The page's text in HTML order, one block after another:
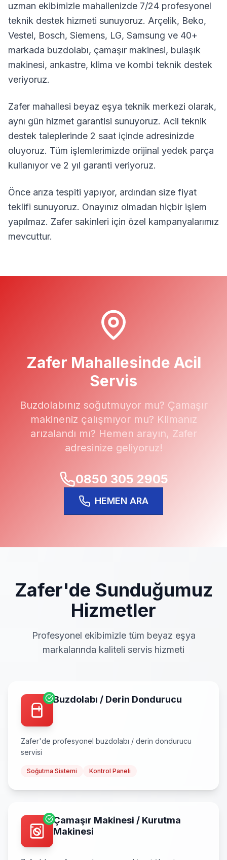
uzman ekibimizle mahallenizde 7/24 profesyonel
teknik destek hizmeti sunuyoruz. Arçelik, Beko,
Vestel, Bosch, Siemens, LG, Samsung ve 40+
markada buzdolabı, çamaşır makinesi, bulaşık
makinesi, ankastre, klima ve kombi teknik destek
veriyoruz.
Zafer mahallesi beyaz eşya teknik merkezi olarak,
aynı gün hizmet garantisi sunuyoruz. Acil teknik
destek taleplerinde 2 saat içinde adresinizde
oluyoruz. Tüm işlemlerimizde orijinal yedek parça
kullanıyor ve 2 yıl garanti veriyoruz.
Önce arıza tespiti yapıyor, ardından size fiyat
teklifi sunuyoruz. Onayınız olmadan hiçbir işlem
yapılmaz. Zafer sakinleri için özel kampanyalarımız
mevcuttur.
Zafer Mahallesinde Acil
Servis
Buzdolabınız soğutmuyor mu? Çamaşır
makineniz çalışmıyor mu? Klimanız
arızalandı mı? Hemen arayın, Zafer
adresinize geliyoruz!
0850 305 2905
HEMEN ARA
Zafer'de Sunduğumuz
Hizmetler
Profesyonel ekibimizle tüm beyaz eşya
markalarında kaliteli servis hizmeti
Buzdolabı / Derin Dondurucu
Zafer'de profesyonel buzdolabı / derin dondurucu
servisi
Soğutma Sistemi Kontrol Paneli
Çamaşır Makinesi / Kurutma
Makinesi